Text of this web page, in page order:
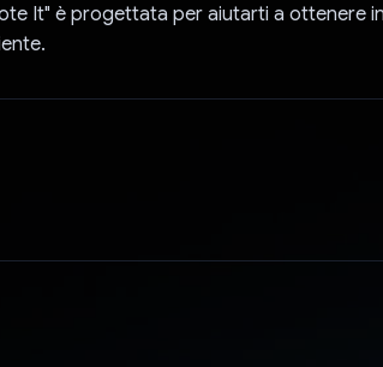
It" è progettata per aiutarti a ottenere